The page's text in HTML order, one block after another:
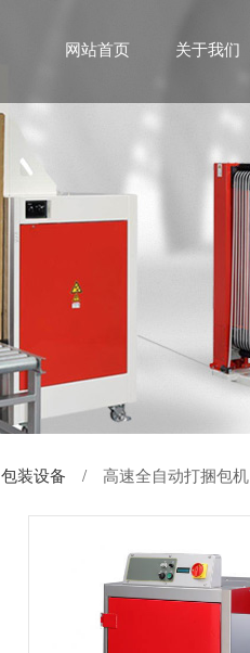
网站首页 关于我们
包装设备 / 高速全自动打捆包机